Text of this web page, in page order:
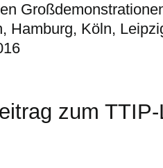
Hamburg, Köln,
zum